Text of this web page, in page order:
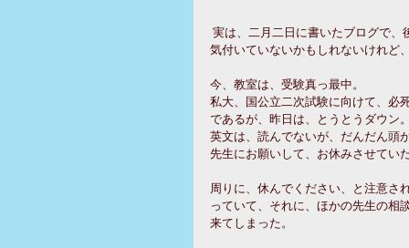
実は、二月二日に書いたブログで、
気付いていないかもしれないけれど
今、教室は、受験真っ最中。
私大、国公立二次試験に向けて、必死
であるが、昨日は、とうとうダウン
英文は、読んでないが、だんだん頭
先生にお願いして、お休みさせていた
周りに、休んでください、と注意さ
っていて、それに、ほかの先生の相
来てしまった。